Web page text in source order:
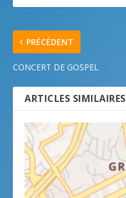
PRÉCÉDENT
CONCERT DE GOSPEL
ARTICLES SIMILAIRES